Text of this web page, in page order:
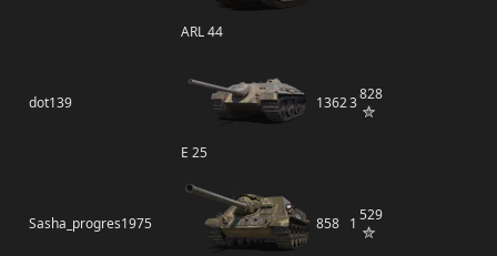
ARL 44
dot139
E 25
13623828
Sasha_progres1975 858 1 529